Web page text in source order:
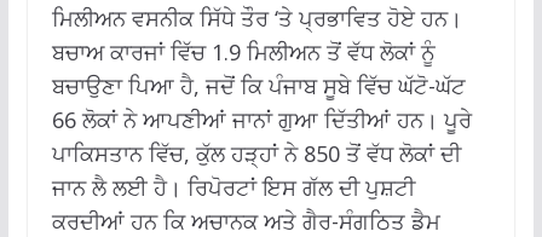
ਮਿਲੀਅਨ ਵਸਨੀਕ ਸਿੱਧੇ ਤੌਰ ‘ਤੇ ਪ੍ਰਭਾਵਿਤ ਹੋਏ ਹਨ।
ਬਚਾਅ ਕਾਰਜਾਂ ਵਿੱਚ 1.9 ਮਿਲੀਅਨ ਤੋਂ ਵੱਧ ਲੋਕਾਂ ਨੂੰ
ਬਚਾਉਣਾ ਪਿਆ ਹੈ, ਜਦੋਂ ਕਿ ਪੰਜਾਬ ਸੂਬੇ ਵਿੱਚ ਘੱਟੋ-ਘੱਟ
66 ਲੋਕਾਂ ਨੇ ਆਪਣੀਆਂ ਜਾਨਾਂ ਗੁਆ ਦਿੱਤੀਆਂ ਹਨ। ਪੂਰੇ
ਪਾਕਿਸਤਾਨ ਵਿੱਚ, ਕੁੱਲ ਹੜ੍ਹਾਂ ਨੇ 850 ਤੋਂ ਵੱਧ ਲੋਕਾਂ ਦੀ
ਜਾਨ ਲੈ ਲਈ ਹੈ। ਰਿਪੋਰਟਾਂ ਇਸ ਗੱਲ ਦੀ ਪੁਸ਼ਟੀ
ਕਰਦੀਆਂ ਹਨ ਕਿ ਅਚਾਨਕ ਅਤੇ ਗੈਰ-ਸੰਗਠਿਤ ਡੈਮ